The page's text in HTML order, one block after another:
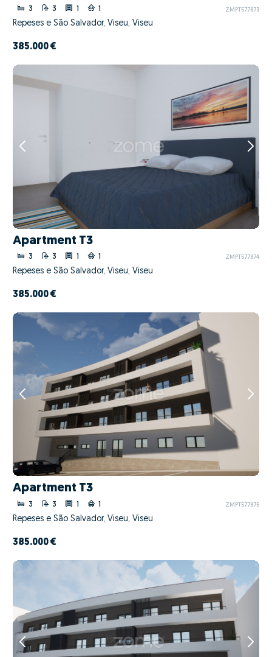
3 3 ZMPT577873
Repeses e São Salvador, Viseu, Viseu
385.000 €
Apartment T3
3 3 1 1 ZMPT577874
Repeses e São Salvador, Viseu, Viseu
385.000 €
Apartment T3
3 3 1 1 ZMPT577875
Repeses e São Salvador, Viseu, Viseu
385.000 €